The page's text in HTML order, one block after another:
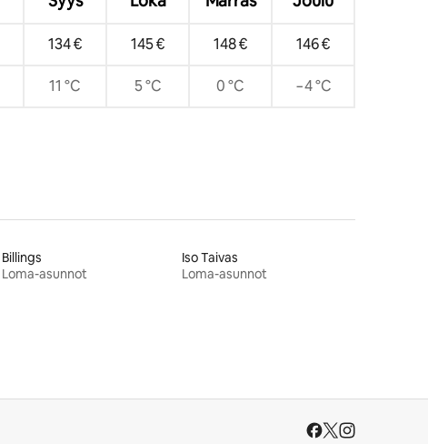
134 € 145 € 148 € 146 €
11 °C 5 °C 0 °C −4 °C
Billings
Loma-asunnot
Iso Taivas
Loma-asunnot